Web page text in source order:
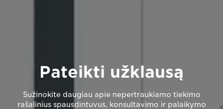
Pateikti užklausą
Sužinokite daugiau apie nepertraukiamo tiekimo
rašalinius spausdintuvus, konsultavimo ir palaikymo